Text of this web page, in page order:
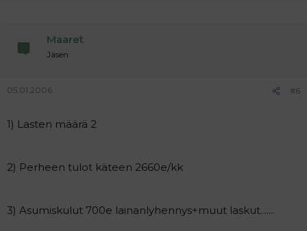
Maaret
Jäsen
05.01.2006 #6
1) Lasten määrä 2
2) Perheen tulot käteen 2660e/kk
3) Asumiskulut 700e lainanlyhennys+muut laskut.......